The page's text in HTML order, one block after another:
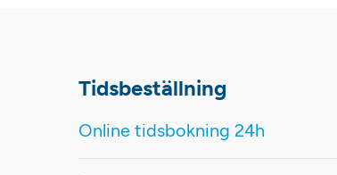
Tidsbeställning
Online tidsbokning 24h